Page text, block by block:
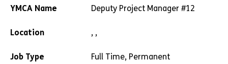
YMCA Name Deputy Project Manager #12
Location , ,
Job Type Full Time, Permanent